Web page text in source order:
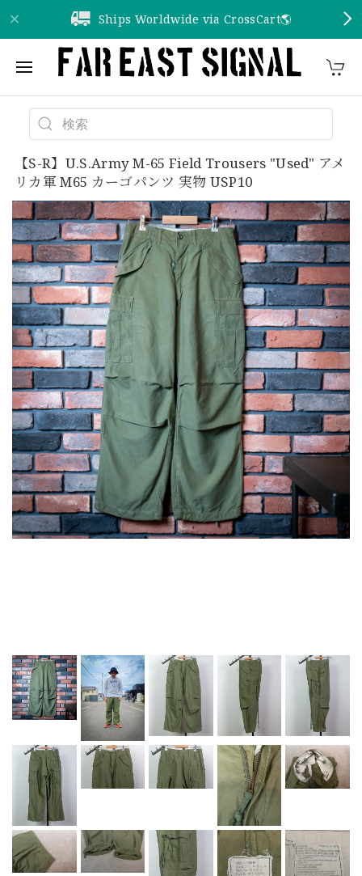
Ships Worldwide via CrossCart🌎️
【S-R】U.S.Army M-65 Field Trousers "Used" アメ
リカ軍 M65 カーゴパンツ 実物 USP10